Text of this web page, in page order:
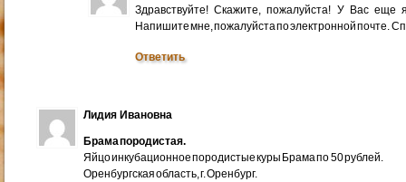
Здравствуйте! Скажите, пожалуйста! У Вас еще
Напишите мне, пожалуйста по электронной почте.
Ответить
Лидия Ивановна
Брама породистая.
Яйцо инкубационное породистые куры Брама по 50 рублей.
Оренбургская область, г. Оренбург.